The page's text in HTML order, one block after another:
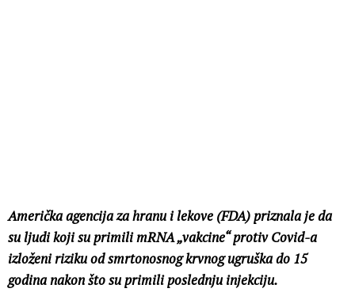
Američka agencija za hranu i lekove (FDA) priznala je da
su ljudi koji su primili mRNA „vakcine“ protiv Covid-a
izloženi riziku od smrtonosnog krvnog ugruška do 15
godina nakon što su primili poslednju injekciju.